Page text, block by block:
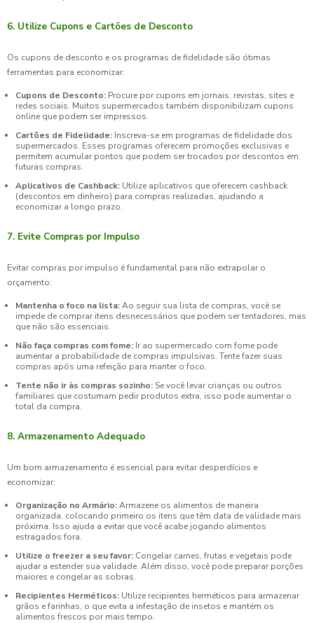
6. Utilize Cupons e Cartões de Desconto
Os cupons de desconto e os programas de fidelidade são ótimas
ferramentas para economizar:
Cupons de Desconto: Procure por cupons em jornais, revistas, sites e
redes sociais. Muitos supermercados também disponibilizam cupons
online que podem ser impressos.
Cartões de Fidelidade: Inscreva-se em programas de fidelidade dos
supermercados. Esses programas oferecem promoções exclusivas e
permitem acumular pontos que podem ser trocados por descontos em
futuras compras.
Aplicativos de Cashback: Utilize aplicativos que oferecem cashback
(descontos em dinheiro) para compras realizadas, ajudando a
economizar a longo prazo.
7. Evite Compras por Impulso
Evitar compras por impulso é fundamental para não extrapolar o
orçamento:
Mantenha o foco na lista:Ao seguir sua lista de compras, você se
impede de comprar itens desnecessários que podem ser tentadores, mas
que não são essenciais.
Não faça compras com fome: Ir ao supermercado com fome pode
aumentar a probabilidade de compras impulsivas. Tente fazer suas
compras após uma refeição para manter o foco.
Tente não ir às compras sozinho: Se você levar crianças ou outros
familiares que costumam pedir produtos extra, isso pode aumentar o
total da compra.
8. Armazenamento Adequado
Um bom armazenamento é essencial para evitar desperdícios e
economizar:
Organização no Armário:Armazene os alimentos de maneira
organizada, colocando primeiro os itens que têm data de validade mais
próxima. Isso ajuda a evitar que você acabe jogando alimentos
estragados fora.
Utilize o freezer a seu favor: Congelar carnes, frutas e vegetais pode
ajudar a estender sua validade. Além disso, você pode preparar porções
maiores e congelar as sobras.
Recipientes Herméticos: Utilize recipientes herméticos para armazenar
grãos e farinhas, o que evita a infestação de insetos e mantém os
alimentos frescos por mais tempo.